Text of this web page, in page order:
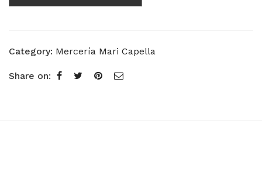
Category: Mercería Mari Capella
Share on: